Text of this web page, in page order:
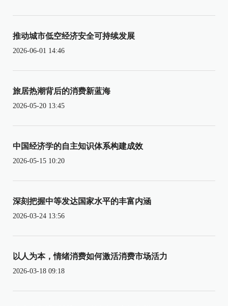
推动城市低空经济安全可持续发展
2026-06-01 14:46
旅居热潮背后的消费新蓝海
2026-05-20 13:45
中国经济学的自主知识体系构建成效
2026-05-15 10:20
深刻把握中等发达国家水平的丰富内涵
2026-03-24 13:56
以人为本，情绪消费如何激活消费市场活力
2026-03-18 09:18